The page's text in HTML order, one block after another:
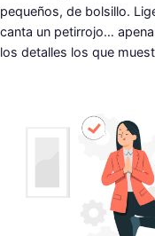
pequeños, de bolsillo.
canta un petirrojo…
los detalles los que